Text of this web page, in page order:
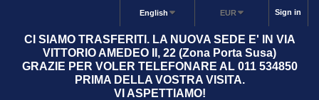
Sign in
EUR
English
CI SIAMO TRASFERITI. LA NUOVA SEDE E' IN VIA
VITTORIO AMEDEO II, 22 (Zona Porta Susa)
GRAZIE PER VOLER TELEFONARE AL 011 534850
PRIMA DELLA VOSTRA VISITA.
VI ASPETTIAMO!